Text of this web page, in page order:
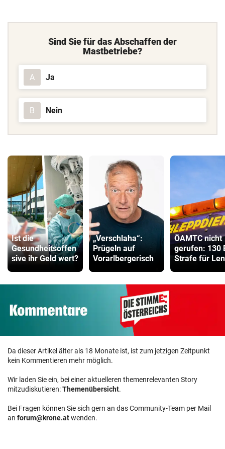
Sind Sie für das Abschaffen der
Mastbetriebe?
A Ja
B Nein
Ist die
Gesundheitsoffen
sive ihr Geld wert?
„Verschlaha“:
Prügeln auf
Vorarlbergerisch
ÖAMTC nicht
gerufen: 130
Strafe für
Da dieser Artikel älter als 18 Monate ist, ist zum jetzigen Zeitpunkt
kein Kommentieren mehr möglich.
Wir laden Sie ein, bei einer aktuelleren themenrelevanten Story
mitzudiskutieren:Themenübersicht.
Bei Fragen können Sie sich gern an das Community-Team per Mail
an forum@krone.atwenden.